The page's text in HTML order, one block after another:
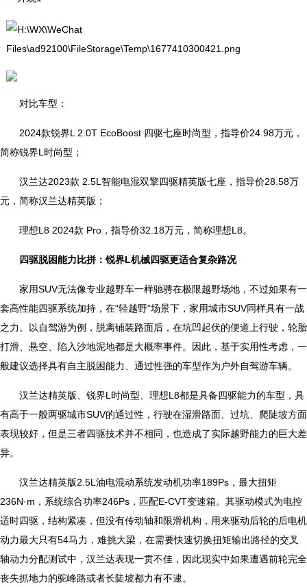
对比车型：
2024款锐界L 2.0T EcoBoost 四驱七座时尚型，指导价24.98万元，
简称锐界L时尚型；
汉兰达2023款 2.5L智能电混双擎四驱精英版七座，指导价28.58万
元，简称汉兰达精英版；
理想L8 2024款 Pro，指导价32.18万元，简称理想L8。
四驱脱困能力比拼：锐界L机械四驱更适合复杂路况
家用SUV无法像专业越野车一样驰骋在极限越野场地，不过如果有一
套高性能四驱系统加持，在“轻越野”场景下，家用城市SUV同样具有一战
之力。以自驾游为例，脱离铺装路面后，在坑凹起伏的便道上行驶，轮胎
打滑、悬空、陷入沙地泥地都是大概率事件。因此，基于实用性考虑，一
般建议选择具有自主脱困能力、通过性强的车型作为户外自驾游车辆。
汉兰达精英版、锐界L时尚型、理想L8都是具备四驱能力的车型，具
有高于一般两驱城市SUV的通过性，行驶在湿滑路面、过坑、爬陡坡方面
表现较好，但是三者四驱技术并不相同，也造成了实际越野能力的巨大差
异。
汉兰达精英版2.5L油电混动系统发动机功率189Ps，最大扭矩
236N·m，系统综合功率246Ps，匹配E-CVT变速箱。其驱动模式为电控
适时四驱，结构紧凑，但没有传动轴和限滑机构，用来驱动后轮的后电机
动力最大只有54马力，难挑大梁，在需要快速切换扭矩输出路径的交叉
轴动力分配测试中，汉兰达表现一贯不佳，因此现实中如果遭遇前轮完全
丧失抓地力的驼峰路或者长陡坡都力有不逮。